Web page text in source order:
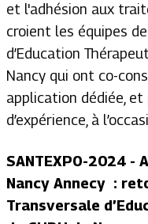
et l'adhésion aux
croient les équipes
d’Education
Nancy qui ont co-
application dédiée,
d’expérience, à
SANTEXPO-2024 -
Nancy Annecy :
Transversale